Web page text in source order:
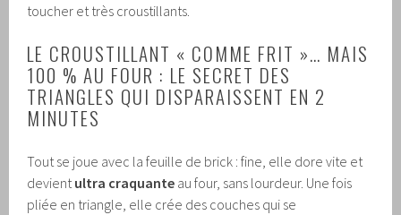
toucher et très croustillants.
LE CROUSTILLANT « COMME FRIT »… MAIS
100 % AU FOUR : LE SECRET DES
TRIANGLES QUI DISPARAISSENT EN 2
MINUTES
Tout se joue avec la feuille de brick : fine, elle dore vite et
devient ultra craquante au four, sans lourdeur. Une fois
pliée en triangle, elle crée des couches qui se